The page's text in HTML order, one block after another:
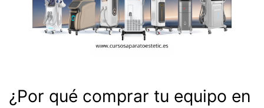
¿Por qué comprar tu equipo en